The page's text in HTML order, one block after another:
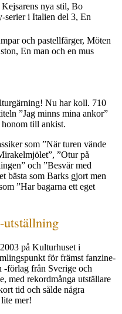
nya stil, Bo
i Italien del 3, En
och pastellfärger, Möten
En man och en mus
Nu har koll. 710
”Jag minns mina ankor”
honom till ankist.
som ”När turen vände
”Otur på
och ”Besvär med
bästa som Barks gjort men
”Har bagarna ett eget
utställning
på Kulturhuset i
för främst fanzine­
-förlag från Sverige och
med rekord­många utställare
tid och sålde några
mer!